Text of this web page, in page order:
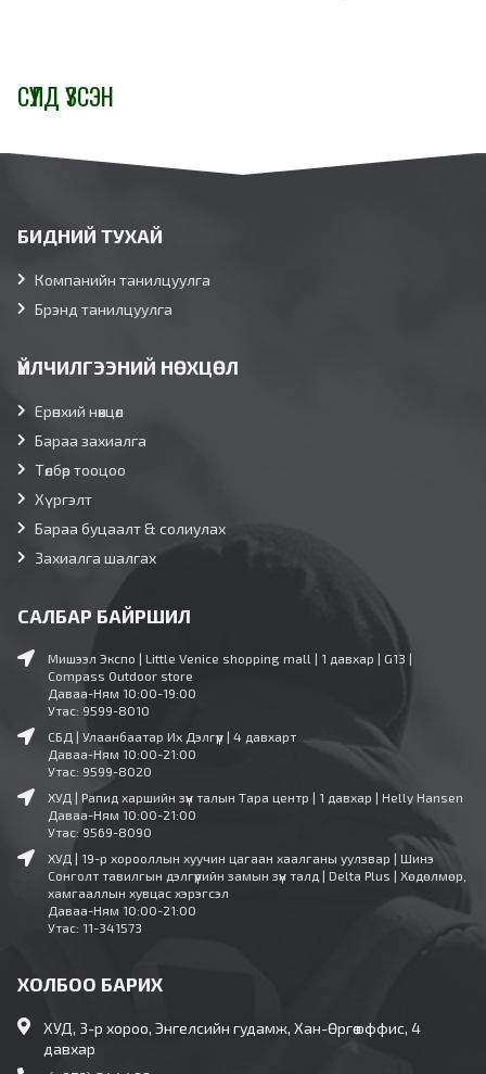
СҮҮЛД ҮЗСЭН
БИДНИЙ ТУХАЙ
Компанийн танилцуулга
Брэнд танилцуулга
ҮЙЛЧИЛГЭЭНИЙ НӨХЦӨЛ
Ерөнхий нөхцөл
Бараа захиалга
Төлбөр тооцоо
Хүргэлт
Бараа буцаалт & солиулах
Захиалга шалгах
САЛБАР БАЙРШИЛ
Мишээл Экспо | Little Venice shopping mall | 1 давхар | G13 |
Compass Outdoor store
Даваа-Ням 10:00-19:00
Утас: 9599-8010
СБД | Улаанбаатар Их Дэлгүүр | 4 давхарт
Даваа-Ням 10:00-21:00
Утас: 9599-8020
ХУД | Рапид харшийн зүүн талын Тара центр | 1 давхар | Helly Hansen
Даваа-Ням 10:00-21:00
Утас: 9569-8090
ХУД | 19-р хорооллын хуучин цагаан хаалганы уулзвар | Шинэ
Сонголт тавилгын дэлгүүрийн замын зүүн талд | Delta Plus | Хөдөлмөр,
хамгааллын хувцас хэрэгсэл
Даваа-Ням 10:00-21:00
Утас: 11-341573
ХОЛБОО БАРИХ
ХУД, 3-р хороо, Энгелсийн гудамж, Хан-Өргөө оффис, 4
давхар